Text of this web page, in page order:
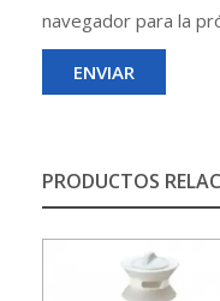
navegador para la
PRODUCTOS